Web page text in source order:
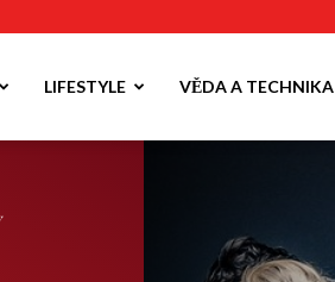
LIFESTYLE VĚDA A TECHNIKA